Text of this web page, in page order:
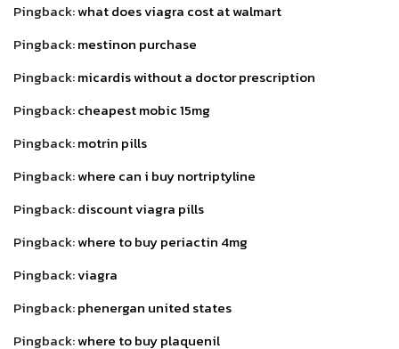
Pingback:what does viagra cost at walmart
Pingback:mestinon purchase
Pingback:micardis without a doctor prescription
Pingback:cheapest mobic 15mg
Pingback:motrin pills
Pingback:where can i buy nortriptyline
Pingback:discount viagra pills
Pingback:where to buy periactin 4mg
Pingback:viagra
Pingback:phenergan united states
Pingback:where to buy plaquenil